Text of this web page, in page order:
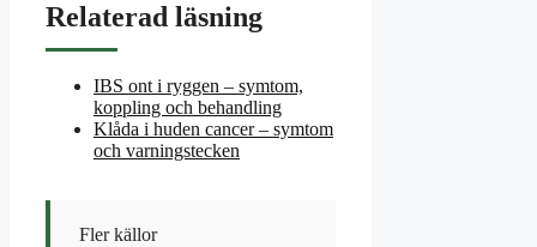
Relaterad läsning
IBS ont i ryggen – symtom,
koppling och behandling
Klåda i huden cancer – symtom
och varningstecken
Fler källor